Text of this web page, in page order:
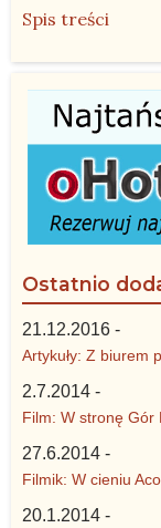
Spis treści
Ostatnio
21.12.2016 -
Artykuły: Z biurem
2.7.2014 -
Film: W stronę Gór
27.6.2014 -
Filmik: W cieniu
20.1.2014 -